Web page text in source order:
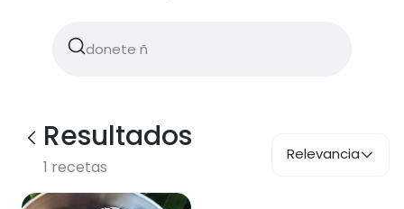
Resultados
1 recetas
Relevancia